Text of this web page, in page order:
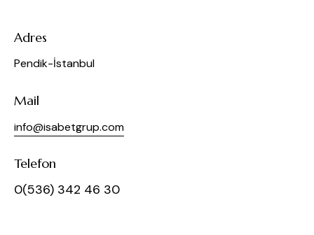
Adres
Pendik-İstanbul
Mail
info@isabetgrup.com
Telefon
0(536) 342 46 30